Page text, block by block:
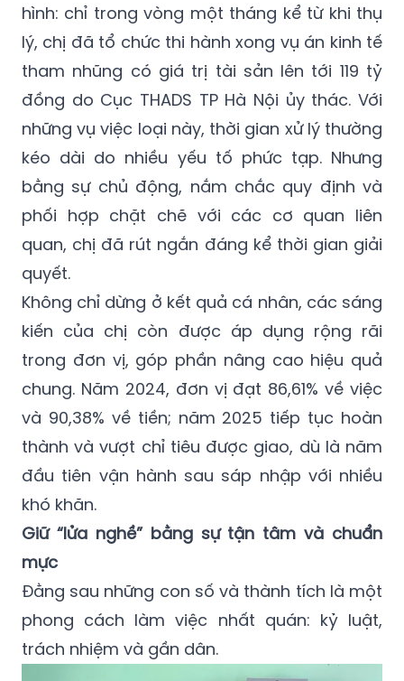
hình: chỉ trong vòng một tháng kể từ khi thụ
lý, chị đã tổ chức thi hành xong vụ án kinh tế
tham nhũng có giá trị tài sản lên tới 119 tỷ
đồng do Cục THADS TP Hà Nội ủy thác. Với
những vụ việc loại này, thời gian xử lý thường
kéo dài do nhiều yếu tố phức tạp. Nhưng
bằng sự chủ động, nắm chắc quy định và
phối hợp chặt chẽ với các cơ quan liên
quan, chị đã rút ngắn đáng kể thời gian giải
quyết.
Không chỉ dừng ở kết quả cá nhân, các sáng
kiến của chị còn được áp dụng rộng rãi
trong đơn vị, góp phần nâng cao hiệu quả
chung. Năm 2024, đơn vị đạt 86,61% về việc
và 90,38% về tiền; năm 2025 tiếp tục hoàn
thành và vượt chỉ tiêu được giao, dù là năm
đầu tiên vận hành sau sáp nhập với nhiều
khó khăn.
Giữ “lửa nghề” bằng sự tận tâm và chuẩn
mực
Đằng sau những con số và thành tích là một
phong cách làm việc nhất quán: kỷ luật,
trách nhiệm và gần dân.